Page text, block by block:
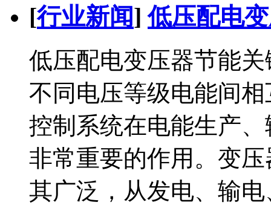
[行业新闻]低压配电
低压配电变压器节能
不同电压等级电能间
控制系统在电能生产
非常重要的作用。变
其广泛，从发电、输